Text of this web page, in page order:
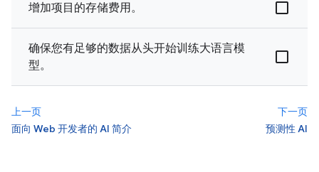
增加项目的存储费用。
确保您有足够的数据从头开始训练大语言模
型。
上一页
面向 Web 开发者的 AI 简介
下一页
预测性 AI